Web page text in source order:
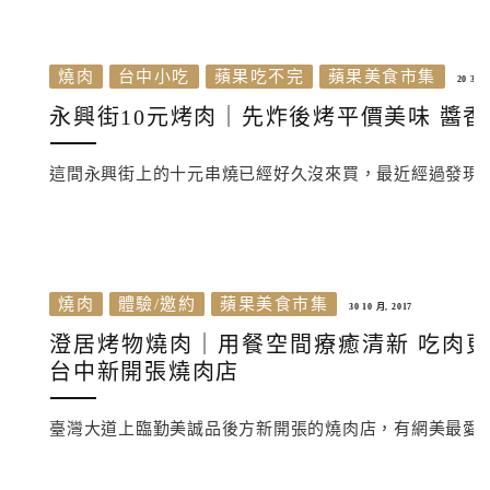
燒肉 台中小吃 蘋果吃不完 蘋果美食市集 20 3 月
永興街10元烤肉｜先炸後烤平價美味 醬
這間永興街上的十元串燒已經好久沒來買，最近經過發
燒肉 體驗/邀約 蘋果美食市集 30 10 月, 2017
澄居烤物燒肉｜用餐空間療癒清新 吃肉
台中新開張燒肉店
臺灣大道上臨勤美誠品後方新開張的燒肉店，有網美